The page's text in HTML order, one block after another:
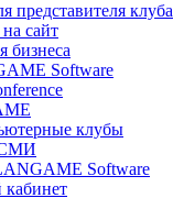
представителя клуба
сайт
бизнеса
Software
клубы
Software